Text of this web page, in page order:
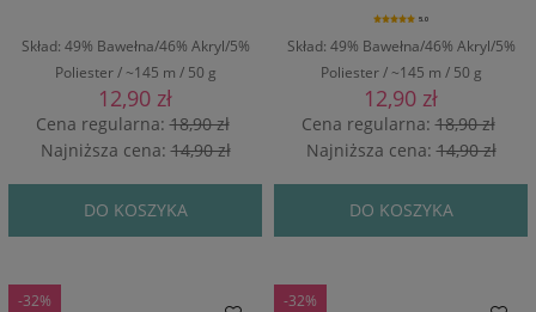
Skład: 49% Bawełna/46% Akryl/5%
Poliester / ~145 m / 50 g
12,90 zł
Cena regularna:18,90 zł
Najniższa cena:14,90 zł
DO KOSZYKA
Skład: 49% Bawełna/46% Akryl/5%
Poliester / ~145 m / 50 g
5.0
12,90 zł
Cena regularna:18,90 zł
Najniższa cena:14,90 zł
DO KOSZYKA
-32% -32%